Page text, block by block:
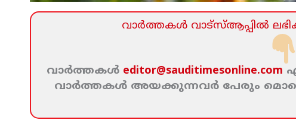
വാര്‍ത്തകള്‍ വാട്‌സ്‌ആപ്പില്‍
വാര്‍ത്തകള്‍ editor@sauditimesonline.com
വാര്‍ത്തകള്‍ അയക്കുന്നവര്‍ പേരും